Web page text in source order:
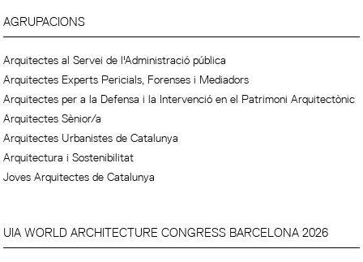
AGRUPACIONS
Arquitectes al Servei de l'Administració pública
Arquitectes Experts Pericials, Forenses i Mediadors
Arquitectes per a la Defensa i la Intervenció en el Patrimoni Arquitectònic
Arquitectes Sènior/a
Arquitectes Urbanistes de Catalunya
Arquitectura i Sostenibilitat
Joves Arquitectes de Catalunya
UIA WORLD ARCHITECTURE CONGRESS BARCELONA 2026